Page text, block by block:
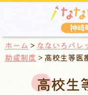
ホーム > なないろパレ
助成制度 > 高校生等医
高校生